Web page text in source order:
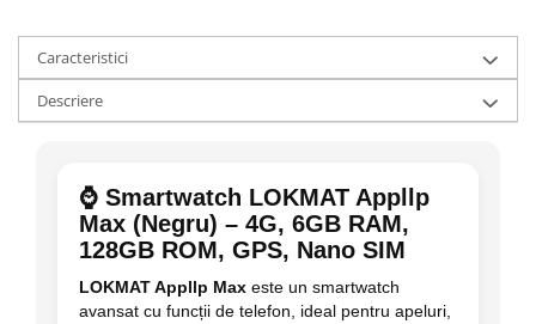
Caracteristici
Descriere
⌚ Smartwatch LOKMAT Appllp
Max (Negru) – 4G, 6GB RAM,
128GB ROM, GPS, Nano SIM
LOKMAT Appllp Max este un smartwatch
avansat cu funcții de telefon, ideal pentru apeluri,